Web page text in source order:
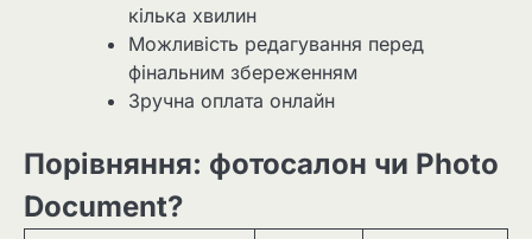
кілька хвилин
Можливість редагування перед
фінальним збереженням
Зручна оплата онлайн
Порівняння: фотосалон чи Photo
Document?